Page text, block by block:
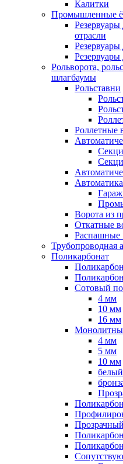
Калитки
Промышленные
отрасли
Резервуары
Рольворота,
шлагбаумы
Рольставни
Роллетные
Ворота из
Откатные
Распашные
Трубопроводная
Поликарбонат
Сотовый
4 мм
10 мм
16 мм
4 мм
5 мм
10 мм
белый